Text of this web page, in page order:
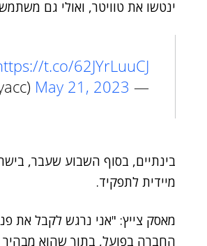
ינטשו את טוויטר, ואולי גם
t.co/62JYrLuuCJ
— Linda Yaccarino (@lindayacc)
May 21, 2023
בינתיים, בסוף השבוע שעבר,
מיידית לתפקיד.
מאסק צייץ: "אני נרגש לקבל את
החברה בפועל, בתוך שהוא מבהיר